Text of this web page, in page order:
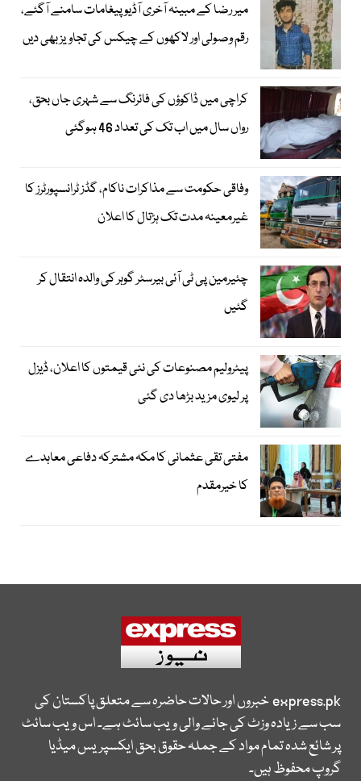
میر رضا کے مبینہ آخری آڈیو پیغامات سامنے آگئے،
رقم وصولی اور لاکھوں کے چیکس کی تجاویز بھی دیں
کراچی میں ڈاکوؤں کی فائرنگ سے شہری جاں بحق،
رواں سال میں اب تک کی تعداد 46 ہوگئی
وفاقی حکومت سے مذاکرات ناکام، گڈز ٹرانسپورٹرز کا
غیرمعینہ مدت تک ہڑتال کا اعلان
چئیرمین پی ٹی آئی بیرسٹر گوہر کی والدہ انتقال کر
گئیں
پیٹرولیم مصنوعات کی نئی قیمتوں کا اعلان، ڈیزل
پر لیوی مزید بڑھا دی گئی
مفتی تقی عثمانی کا مکہ مشترکہ دفاعی معاہدے
کا خیرمقدم
express.pkخبروں اور حالات حاضرہ سے متعلق پاکستان کی
سب سے زیادہ وزٹ کی جانے والی ویب سائٹ ہے۔ اس ویب سائٹ
پر شائع شدہ تمام مواد کے جملہ حقوق بحق ایکسپریس میڈیا
گروپ محفوظ ہیں۔